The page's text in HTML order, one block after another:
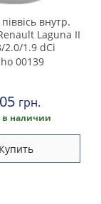
внутр.
Laguna II
2.0/1.9 dCi
04- 1.4/1.6/1.5
00139
грн.
в наличии
Купить